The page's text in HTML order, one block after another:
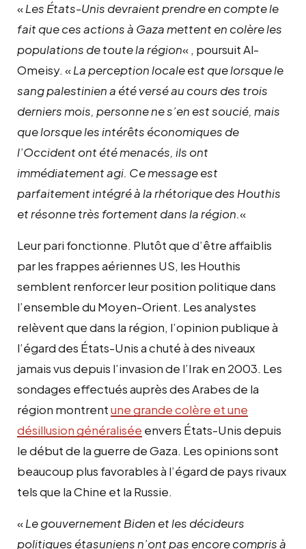
«Les États-Unis devraient prendre en compte le
fait que ces actions à Gaza mettent en colère les
populations de toute la région« , poursuit Al-
Omeisy. «La perception locale est que lorsque le
sang palestinien a été versé au cours des trois
derniers mois, personne ne s’en est soucié, mais
que lorsque les intérêts économiques de
l’Occident ont été menacés, ils ont
immédiatement agi. Ce message est
parfaitement intégré à la rhétorique des Houthis
et résonne très fortement dans la région.«
Leur pari fonctionne. Plutôt que d’être affaiblis
par les frappes aériennes US, les Houthis
semblent renforcer leur position politique dans
l’ensemble du Moyen-Orient. Les analystes
relèvent que dans la région, l’opinion publique à
l’égard des États-Unis a chuté à des niveaux
jamais vus depuis l’invasion de l’Irak en 2003. Les
sondages effectués auprès des Arabes de la
région montrentune grande colère et une
désillusion généralisée envers États-Unis depuis
le début de la guerre de Gaza. Les opinions sont
beaucoup plus favorables à l’égard de pays rivaux
tels que la Chine et la Russie.
«Le gouvernement Biden et les décideurs
politiques étasuniens n’ont pas encore compris à